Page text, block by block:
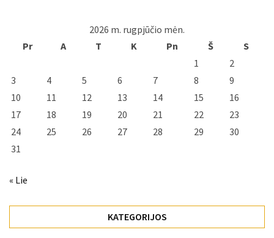
2026 m. rugpjūčio mėn.
Pr
A T K Pn Š
S
1
2
3
4 5 6 7 8
9
10
11 12 13 14 15
16
17
18 19 20 21 22
23
24
25 26 27 28 29
30
31
« Lie
KATEGORIJOS